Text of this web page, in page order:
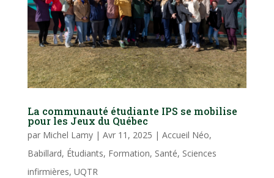
La communauté étudiante IPS se mobilise
pour les Jeux du Québec
par Michel Lamy| Avr 11, 2025 | Accueil Néo,
Babillard, Étudiants, Formation, Santé, Sciences
infirmières, UQTR